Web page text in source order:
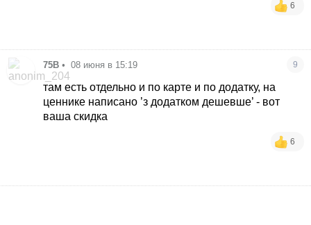
6
75В • 08 июня в 15:19 9
там есть отдельно и по карте и по додатку, на
ценнике написано ’з додатком дешевше’ - вот
ваша скидка
6